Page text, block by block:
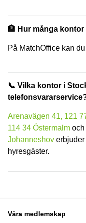
🏦 Hur många
På MatchOffice kan
📞 Vilka kontor i
Arenavägen 41, 121
114 34 Östermalm och
Johanneshov
hyresgäster.
Våra medlemskap